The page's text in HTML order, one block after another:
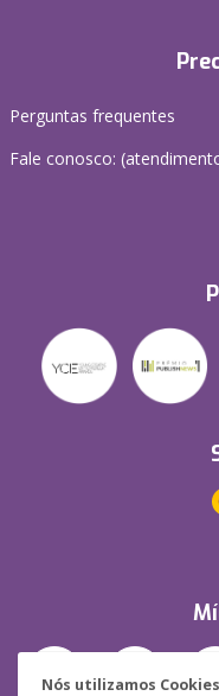
Nós utilizamos
Perguntas frequentes
Fale conosco: (